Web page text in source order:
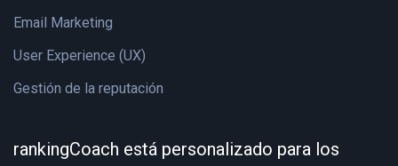
Email Marketing
User Experience (UX)
Gestión de la reputación
rankingCoach está personalizado para los